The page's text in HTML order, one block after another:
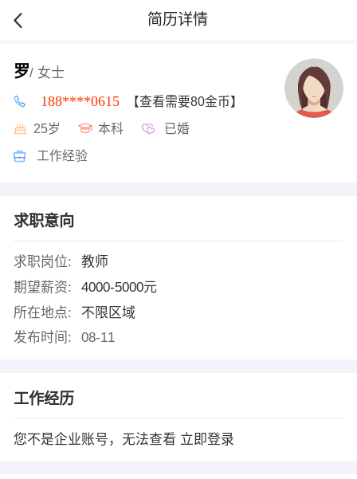
简历详情
罗/ 女士
188****0615 【查看需要80金币】
25岁 本科 已婚
工作经验
求职意向
求职岗位:
教师
期望薪资:
4000-5000元
所在地点:
不限区域
发布时间:
08-11
工作经历
您不是企业账号，无法查看 立即登录